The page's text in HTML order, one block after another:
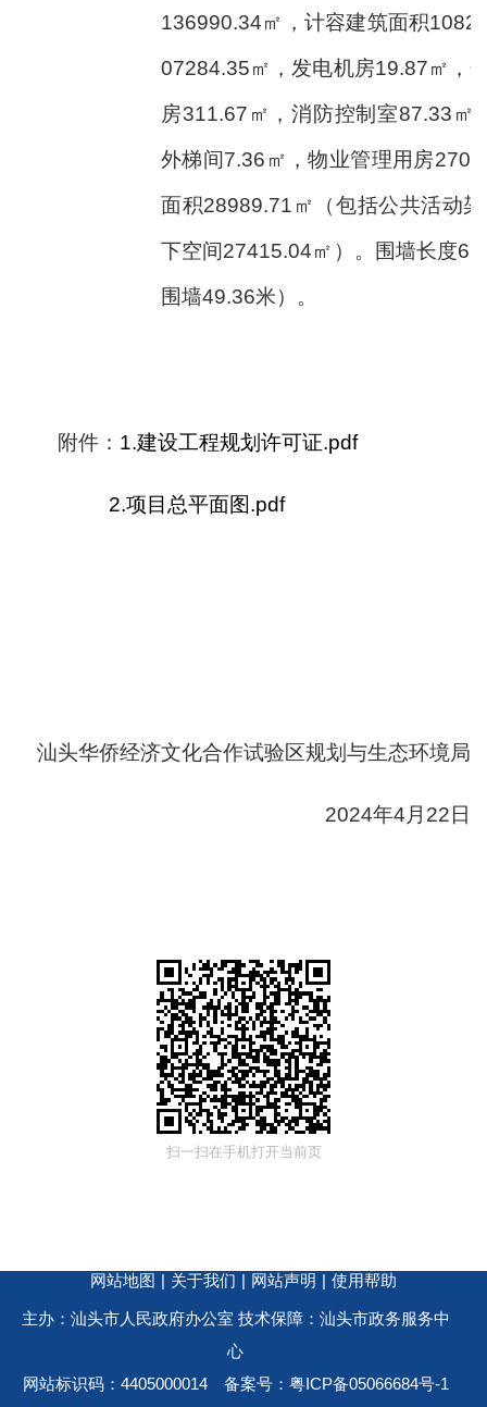
136990.34㎡，计容建筑面积
07284.35㎡，发电机房19.87㎡，
房311.67㎡，消防控制室87.33㎡
外梯间7.36㎡，物业管理用房
面积28989.71㎡（包括公共活动
下空间27415.04㎡）。围墙长度
围墙49.36米）。
附件： 1.建设工程规划许可证.pdf
2.项目总平面图.pdf
汕头华侨经济文化合作试验区规划与生态环境局
2024年4月22日
扫一扫在手机打开当前页
网站地图 | 关于我们 | 网站声明 | 使用帮助
主办：汕头市人民政府办公室 技术保障：汕头市政务服务中
心
网站标识码：4405000014
备案号：粤ICP备05066684号-1